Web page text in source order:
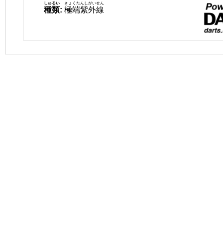
種類
しゅるい
: 極端紫外線
きょくたんしがいせん